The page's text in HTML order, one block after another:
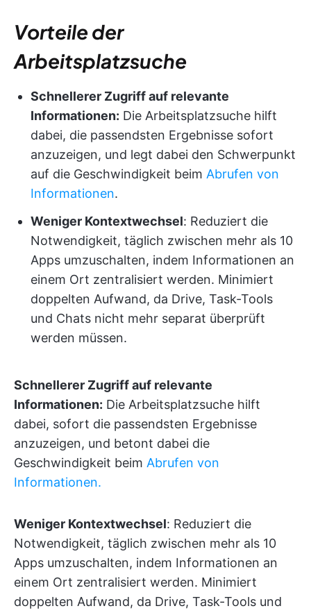
Vorteile der
Arbeitsplatzsuche
Schnellerer Zugriff auf relevante
Informationen: Die Arbeitsplatzsuche hilft
dabei, die passendsten Ergebnisse sofort
anzuzeigen, und legt dabei den Schwerpunkt
auf die Geschwindigkeit beim Abrufen von
Informationen.
Weniger Kontextwechsel: Reduziert die
Notwendigkeit, täglich zwischen mehr als 10
Apps umzuschalten, indem Informationen an
einem Ort zentralisiert werden. Minimiert
doppelten Aufwand, da Drive, Task-Tools
und Chats nicht mehr separat überprüft
werden müssen.
Schnellerer Zugriff auf relevante
Informationen: Die Arbeitsplatzsuche hilft
dabei, sofort die passendsten Ergebnisse
anzuzeigen, und betont dabei die
Geschwindigkeit beim Abrufen von
Informationen.
Weniger Kontextwechsel: Reduziert die
Notwendigkeit, täglich zwischen mehr als 10
Apps umzuschalten, indem Informationen an
einem Ort zentralisiert werden. Minimiert
doppelten Aufwand, da Drive, Task-Tools und